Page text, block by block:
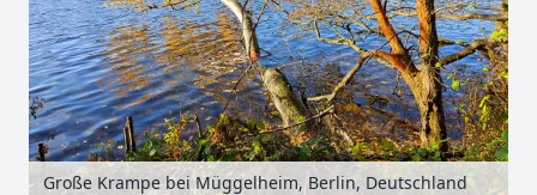
Große Krampe bei Müggelheim, Berlin, Deutschland